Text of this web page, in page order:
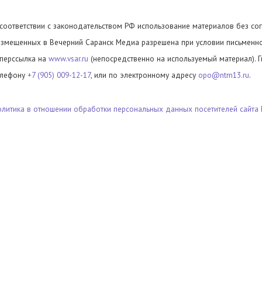
с законодательством РФ использование материалов без
в Вечерний Саранск Медиа разрешена при условии
на www.vsar.ru (непосредственно на используемый материал).
+7 (905) 009-12-17, или по электронному адресу opo@ntm13.ru.
в отношении обработки персональных данных посетителей